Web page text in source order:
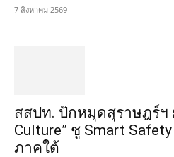
7 สิงหาคม 2569
สสปท. ปักหมุดสุราษฎร์ฯ
Culture” ชู Smart
ภาคใต้